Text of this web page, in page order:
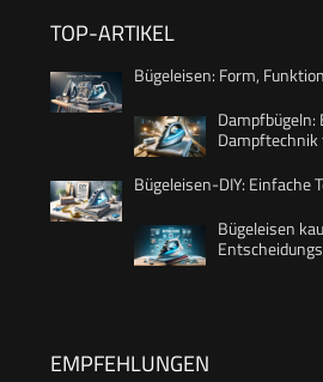
TOP-ARTIKEL
Bügeleisen: Form,
Bügeleisen-DIY: Einfache
Bügeleisen
EMPFEHLUNGEN